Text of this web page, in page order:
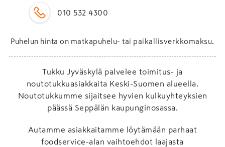
010 532 4300
Puhelun hinta on matkapuhelu- tai paikallisverkkomaksu.
Tukku Jyväskylä palvelee toimitus- ja
noutotukkuasiakkaita Keski-Suomen alueella.
Noutotukkumme sijaitsee hyvien kulkuyhteyksien
päässä Seppälän kaupunginosassa.
Autamme asiakkaitamme löytämään parhaat
foodservice-alan vaihtoehdot laajasta